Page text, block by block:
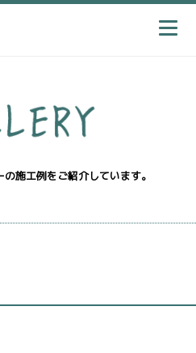
施工例をご紹介しています。